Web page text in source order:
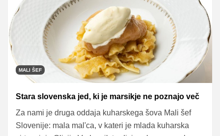
razmišljati kot pravi chef.
MALI ŠEF
Stara slovenska jed, ki je marsikje ne poznajo več
Za nami je druga oddaja kuharskega šova Mali šef
Slovenije: mala mal'ca, v kateri je mlada kuharska